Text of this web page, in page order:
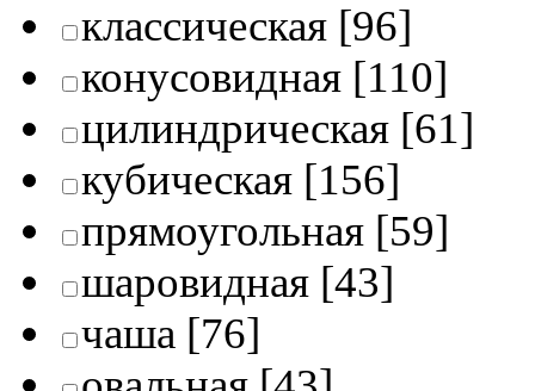
классическая [96]
конусовидная [110]
цилиндрическая [61]
кубическая [156]
прямоугольная [59]
шаровидная [43]
чаша [76]